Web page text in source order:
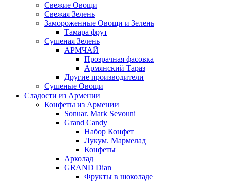
Свежие Овощи
Свежая Зелень
Замороженные Овощи и Зелень
Тамара фрут
Сушеная Зелень
АРМЧАЙ
Прозрачная фасовка
Армянский Тараз
Другие производители
Сушеные Овощи
Сладости из Армении
Конфеты из Армении
Sonuar. Mark Sevouni
Grand Candy
Набор Конфет
Лукум. Мармелад
Конфеты
Арколад
GRAND Dian
Фрукты в шоколаде